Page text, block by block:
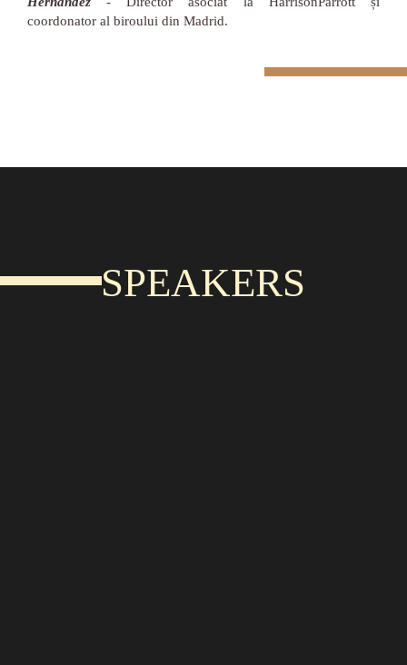
coordonator al biroului din Madrid.
SPEAKERS